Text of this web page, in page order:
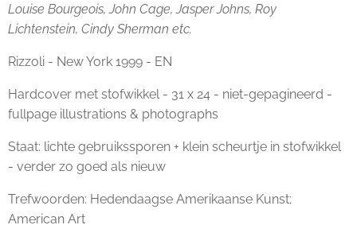
Louise Bourgeois, John Cage, Jasper Johns, Roy
Lichtenstein, Cindy Sherman etc.
Rizzoli - New York 1999 - EN
Hardcover met stofwikkel - 31 x 24 - niet-gepagineerd -
fullpage illustrations & photographs
Staat: lichte gebruikssporen + klein scheurtje in stofwikkel
- verder zo goed als nieuw
Trefwoorden: Hedendaagse Amerikaanse Kunst;
American Art